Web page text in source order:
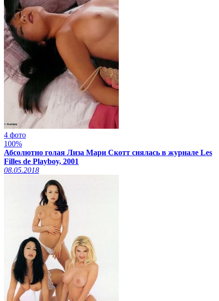
4 фото
100%
Абсолютно голая Лиза Мари Скотт снялась в журнале Les
Filles de Playboy, 2001
08.05.2018